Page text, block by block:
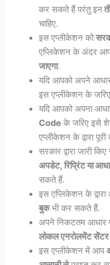
कर सकते हैं परंतु इन
चाहिए.
इस एप्लीकेशन को
एप्लिकेशन के अंदर
जाएगा.
यदि आपको अपने
इस एप्लीकेशन के जरिए
यदि आपको अपना
Code के जरिए इसे
एप्लीकेशन के द्वारा
सरकार द्वारा जारी
अपडेट, रिप्रिंट या
सकते हैं.
इस एप्लिकेशन के
बुकभी कर सकते हैं.
अपने निकटतम आधार
लोकल एनरोलमेंट सेंटर
इस एप्लीकेशन में आप